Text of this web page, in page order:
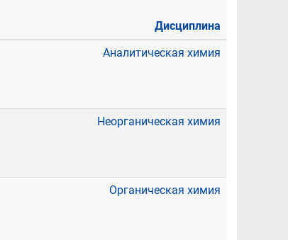
Дисциплина
Аналитическая химия
Неорганическая химия
Органическая химия